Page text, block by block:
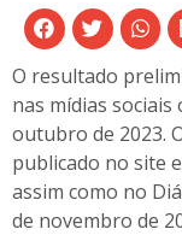
O resultado
nas mídias sociais
outubro de 2023.
publicado no site
assim como no
de novembro de